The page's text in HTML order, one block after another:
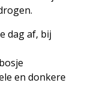
dag af, bij
en donkere